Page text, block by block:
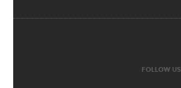
FOLLOW US